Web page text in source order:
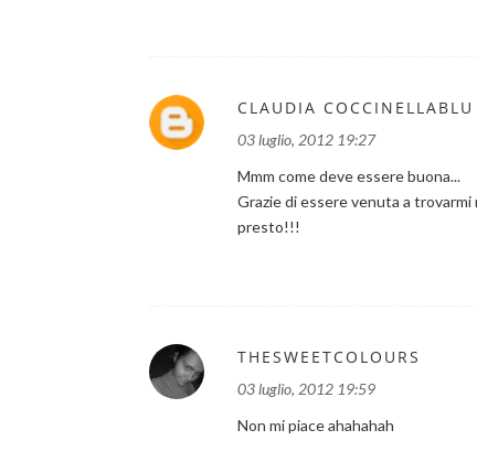
CLAUDIA COCCINELLABLU
03 luglio, 2012 19:27
Mmm come deve essere buona...
Grazie di essere venuta a trovarmi
presto!!!
THESWEETCOLOURS
03 luglio, 2012 19:59
Non mi piace ahahahah